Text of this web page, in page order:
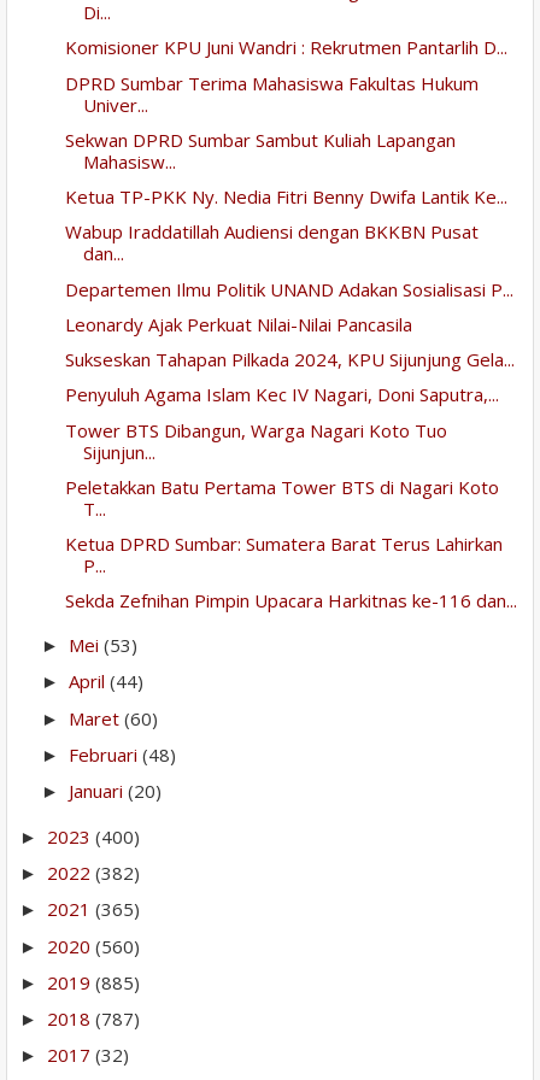
Di...
Komisioner KPU Juni Wandri : Rekrutmen Pantarlih D...
DPRD Sumbar Terima Mahasiswa Fakultas Hukum
Univer...
Sekwan DPRD Sumbar Sambut Kuliah Lapangan
Mahasisw...
Ketua TP-PKK Ny. Nedia Fitri Benny Dwifa Lantik Ke...
Wabup Iraddatillah Audiensi dengan BKKBN Pusat
dan...
Departemen Ilmu Politik UNAND Adakan Sosialisasi P...
Leonardy Ajak Perkuat Nilai-Nilai Pancasila
Sukseskan Tahapan Pilkada 2024, KPU Sijunjung Gela...
Penyuluh Agama Islam Kec IV Nagari, Doni Saputra,...
Tower BTS Dibangun, Warga Nagari Koto Tuo
Sijunjun...
Peletakkan Batu Pertama Tower BTS di Nagari Koto
T...
Ketua DPRD Sumbar: Sumatera Barat Terus Lahirkan
P...
Sekda Zefnihan Pimpin Upacara Harkitnas ke-116 dan...
► Mei (53)
► April (44)
► Maret (60)
► Februari (48)
► Januari (20)
► 2023 (400)
► 2022 (382)
► 2021 (365)
► 2020 (560)
► 2019 (885)
► 2018 (787)
► 2017 (32)